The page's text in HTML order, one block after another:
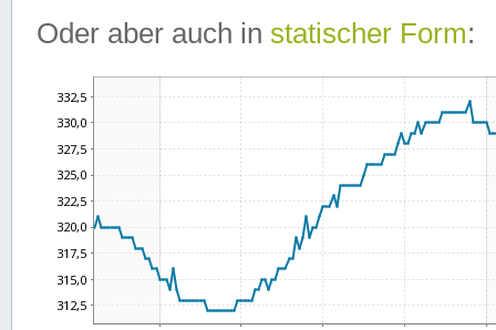
Oder aber auch in statischer Form: